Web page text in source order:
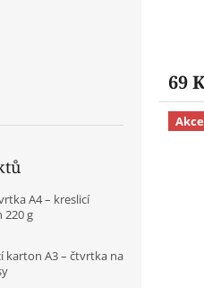
A4 – kreslicí
220 g
karton A3 – čtvrtka na
69
Akce